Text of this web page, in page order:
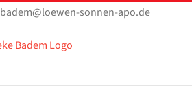
badem@loewen-sonnen-apo.de